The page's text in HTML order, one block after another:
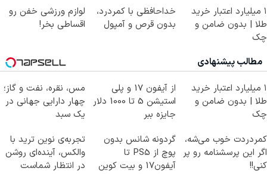
۱ میلیارد اعتبار خرید
طلا | بدون ضامن و
چک
خداحافظی با کمردرد،
بدون قرص و آمپول
لوازم ورزشی خفن رو
اقساطی بخر!
مطالب پیشنهادی
۱ میلیارد اعتبار خرید
طلا | بدون ضامن و
چک
از آیفون 17 و پلی
استیشن 5 تا 1000 دلار
جایزه ببر
مس، نقره، نفت و گاز؛
چهار دارایی جهانی در
یک سبد
کمردردت خوب می‌شه،
اگر این پرسشنامه رو پر
کنی!!
گردونه شانس بدون
پوچ از PS5 تا
آیفون17 و بیت کوین
تجربه‌ی نوین ترید با
والکس، آینده‌ای روشن
در انتظار شماست